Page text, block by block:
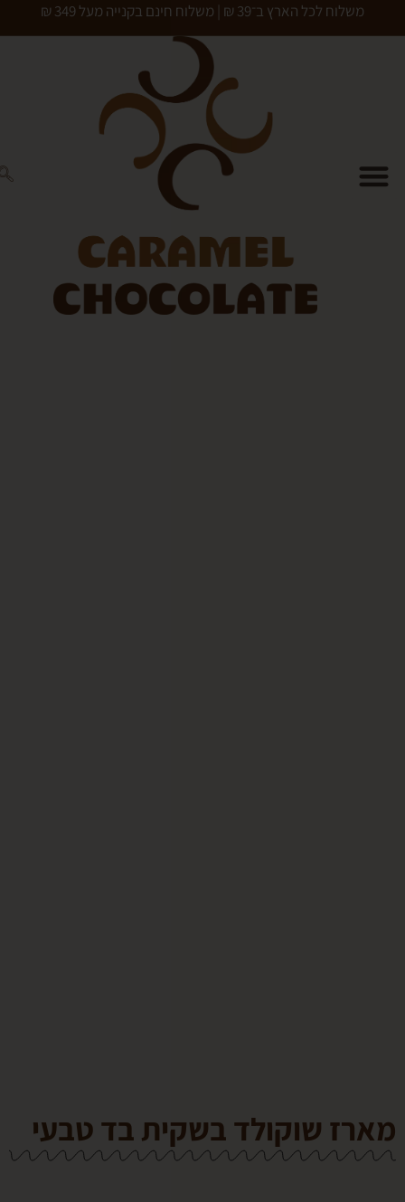
הארץ ב־39 ₪ | משלוח חינם בקנייה מעל 349 ₪
שוקולד בשקית בד טבעי